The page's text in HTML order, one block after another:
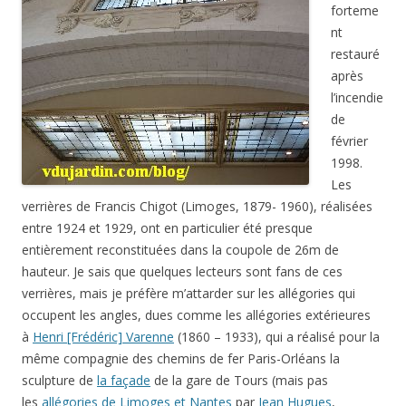
forteme
nt
restauré
après
l’incendie
de
février
1998.
Les
verrières de Francis Chigot (Limoges, 1879- 1960), réalisées
entre 1924 et 1929, ont en particulier été presque
entièrement reconstituées dans la coupole de 26m de
hauteur. Je sais que quelques lecteurs sont fans de ces
verrières, mais je préfère m’attarder sur les allégories qui
occupent les angles, dues comme les allégories extérieures
à Henri [Frédéric] Varenne (1860 – 1933), qui a réalisé pour la
même compagnie des chemins de fer Paris-Orléans la
sculpture de la façade de la gare de Tours (mais pas
les allégories de Limoges et Nantes par Jean Hugues,